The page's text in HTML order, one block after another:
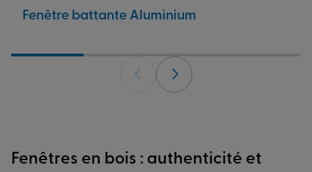
Fenêtre battante Aluminium
Fenêtres en bois : authenticité et